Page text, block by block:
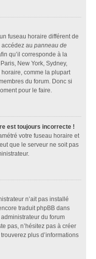
fuseau horaire différent de
au panneau de
qu’il corresponde à la
New York, Sydney,
comme la plupart
du forum. Donc si
pour le faire.
est toujours incorrecte !
votre fuseau horaire et
que le serveur ne soit pas
n’ait pas installé
traduit phpBB dans
du forum
pas, n’hésitez pas à créer
plus d’informations